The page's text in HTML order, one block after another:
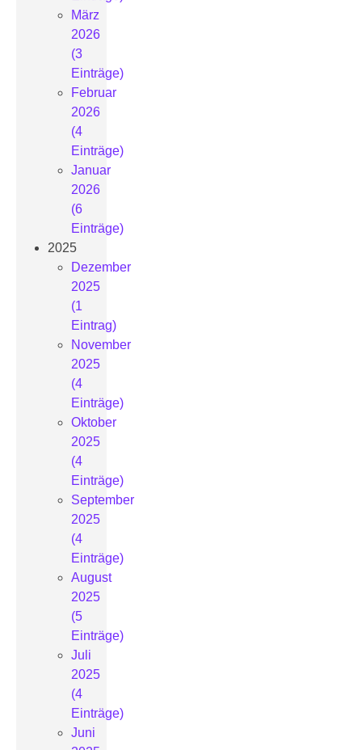
März
2026
(3
Einträge)
Februar
2026
(4
Einträge)
Januar
2026
(6
Einträge)
2025
Dezember
2025
(1
Eintrag)
November
2025
(4
Einträge)
Oktober
2025
(4
Einträge)
September
2025
(4
Einträge)
August
2025
(5
Einträge)
Juli
2025
(4
Einträge)
Juni